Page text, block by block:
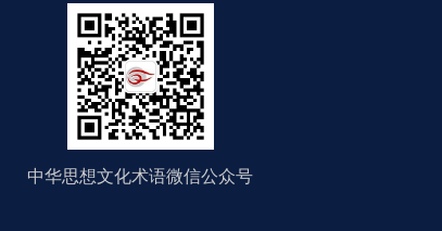
中华思想文化术语微信公众号